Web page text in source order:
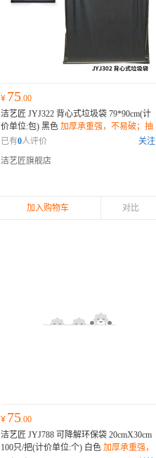
¥ 75.00
洁艺匠 JYJ322 背心式垃圾袋 79*90cm(计
价单位:包) 黑色 加厚承重强，不易破；抽
绳封口设计，密封防漏；环保材质，降解
已有0人评价
关注
洁艺匠旗舰店
加入购物车 对比
¥ 75.00
洁艺匠 JYJ788 可降解环保袋 20cmX30cm
100只/把(计价单位:个) 白色 加厚承重强，